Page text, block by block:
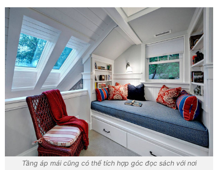
Tầng áp mái cũng có thể tích hợp góc đọc sách với nơi